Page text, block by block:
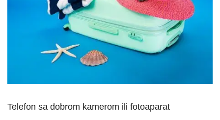
Telefon sa dobrom kamerom ili fotoaparat